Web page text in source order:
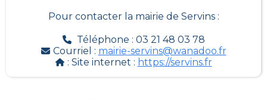
Pour contacter la mairie de Servins:
Téléphone : 03 21 48 03 78
Courriel : mairie-servins@wanadoo.fr
: Site internet : https://servins.fr